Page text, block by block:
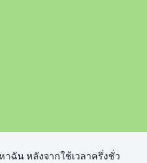
ฉัน หลังจากใช้เวลาครึ่งชั่ว